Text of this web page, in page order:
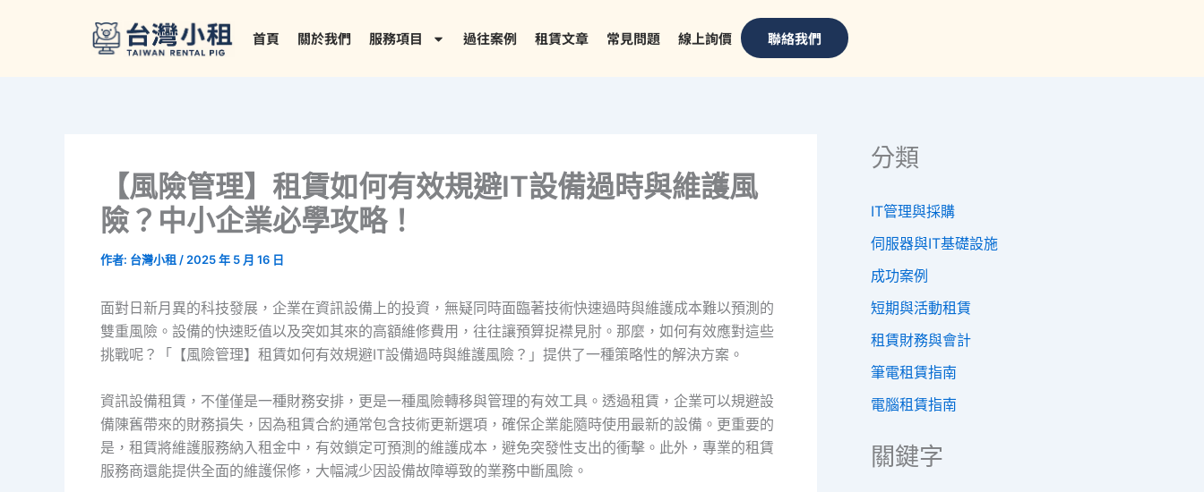
首頁 關於我們 服務項目 過往案例 租賃文章 常見問題 線上詢價 聯絡我們
【風險管理】租賃如何有效規避IT設備過時與維護風
險？中小企業必學攻略！
作者: 台灣小租 / 2025 年 5 月 16 日
面對日新月異的科技發展，企業在資訊設備上的投資，無疑同時面臨著技術快速過時與維護成本難以預測的
雙重風險。設備的快速貶值以及突如其來的高額維修費用，往往讓預算捉襟見肘。那麼，如何有效應對這些
挑戰呢？「【風險管理】租賃如何有效規避IT設備過時與維護風險？」提供了一種策略性的解決方案。
資訊設備租賃，不僅僅是一種財務安排，更是一種風險轉移與管理的有效工具。透過租賃，企業可以規避設
備陳舊帶來的財務損失，因為租賃合約通常包含技術更新選項，確保企業能隨時使用最新的設備。更重要的
是，租賃將維護服務納入租金中，有效鎖定可預測的維護成本，避免突發性支出的衝擊。此外，專業的租賃
服務商還能提供全面的維護保修，大幅減少因設備故障導致的業務中斷風險。
分類
IT管理與採購
伺服器與IT基礎設施
成功案例
短期與活動租賃
租賃財務與會計
筆電租賃指南
電腦租賃指南
關鍵字